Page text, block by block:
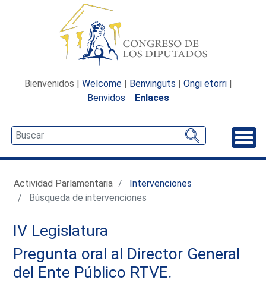
Bienvenidos | Welcome | Benvinguts | Ongi etorri |
Benvidos
Enlaces
Actividad Parlamentaria
Intervenciones
Búsqueda de intervenciones
IV Legislatura
Pregunta oral al Director General
del Ente Público RTVE.